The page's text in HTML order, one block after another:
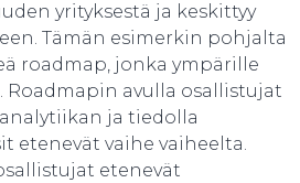
yrityksestä ja keskittyy
Tämän esimerkin pohjalta
roadmap, jonka ympärille
Roadmapin avulla osallistujat
ja tiedolla
etenevät vaihe vaiheelta.
etenevät